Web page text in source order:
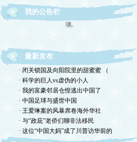
我的公告栏
欢迎转载，但请注明来源。理性讨论，拒绝一切脏
最新发布
· 闭关锁国及向阳院里的甜蜜蜜 （
· 科学的巨人vs虚伪的小人
· 我的富豪邻居仓惶逃出中国了
· 中国足球与盛世中国
· 王爱琳案的风暴席卷海外华社
· 与“政庇”老侨们聊非法移民
· 这位“中国大妈”成了川普访华前的